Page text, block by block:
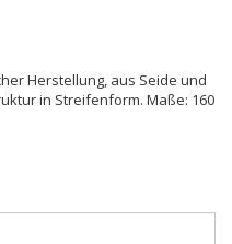
Herstellung, aus Seide und
in Streifenform. Maße: 160